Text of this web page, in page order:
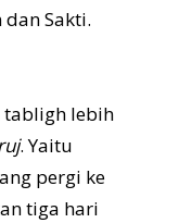
Sakti.
tabligh lebih
. Yaitu
pergi ke
tiga hari